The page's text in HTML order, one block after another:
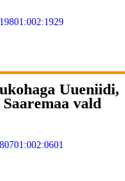
19801:002:1929
Uueniidi,
vald
80701:002:0601